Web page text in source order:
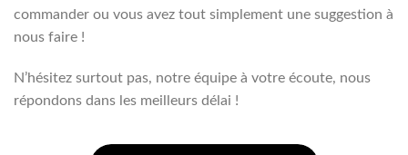
commander ou vous avez tout simplement une suggestion à
nous faire !
N’hésitez surtout pas, notre équipe à votre écoute, nous
répondons dans les meilleurs délai !